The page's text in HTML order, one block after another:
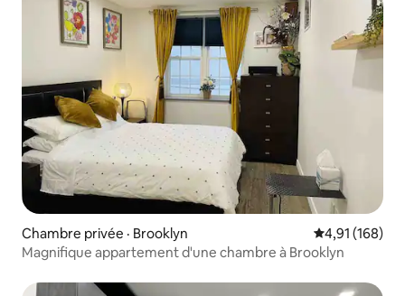
Chambre privée · Brooklyn Note
4,91 (168)
Magnifique appartement d'une chambre à Brooklyn